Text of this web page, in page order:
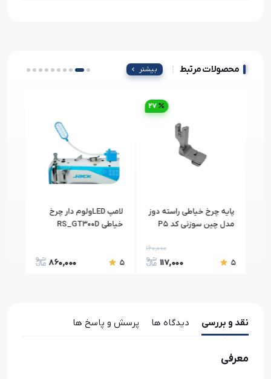
محصولات مرتبط بیشتر
پایه چرخ خیاطی راسته دوز
مدل چین سوزنی کد P5
5
160,000
117,000
27
لامپ LEDولوم دار چرخ
خیاطی RS_GT300D
5
860,000
نقد و بررسی دیدگاه ها پرسش و پاسخ ها
معرفی